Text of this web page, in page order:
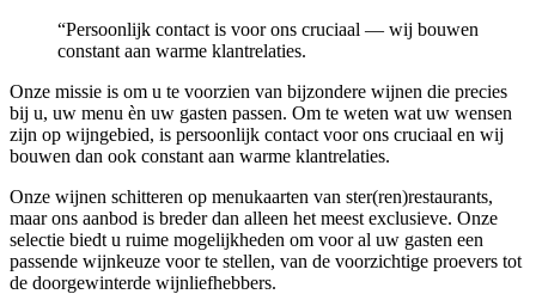
“Persoonlijk contact is voor ons cruciaal — wij bouwen
constant aan warme klantrelaties.
Onze missie is om u te voorzien van bijzondere wijnen die precies
bij u, uw menu èn uw gasten passen. Om te weten wat uw wensen
zijn op wijngebied, is persoonlijk contact voor ons cruciaal en wij
bouwen dan ook constant aan warme klantrelaties.
Onze wijnen schitteren op menukaarten van ster(ren)restaurants,
maar ons aanbod is breder dan alleen het meest exclusieve. Onze
selectie biedt u ruime mogelijkheden om voor al uw gasten een
passende wijnkeuze voor te stellen, van de voorzichtige proevers tot
de doorgewinterde wijnliefhebbers.